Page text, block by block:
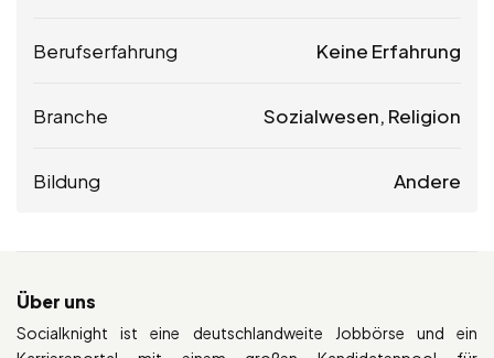
Berufserfahrung Keine Erfahrung
Branche Sozialwesen, Religion
Bildung Andere
Über uns
Socialknight ist eine deutschlandweite Jobbörse und ein